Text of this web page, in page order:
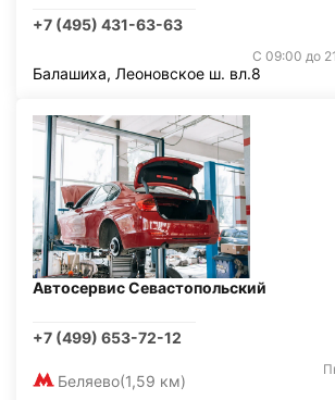
+7 (495) 431-63-63
С 09:00 до
Балашиха, Леоновское ш. вл.8
Автосервис Севастопольский
+7 (499) 653-72-12
Беляево(1,59 км)